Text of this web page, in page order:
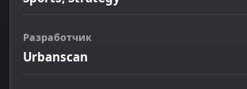
Разработчик
Urbanscan